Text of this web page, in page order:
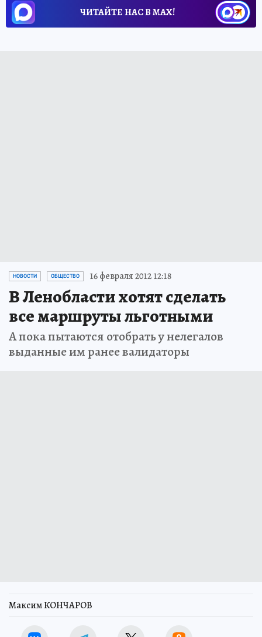
ЧИТАЙТЕ НАС В МАХ!
НОВОСТИ ОБЩЕСТВО 16 февраля 2012 12:18
В Ленобласти хотят сделать
все маршруты льготными
А пока пытаются отобрать у нелегалов
выданные им ранее валидаторы
Максим КОНЧАРОВ